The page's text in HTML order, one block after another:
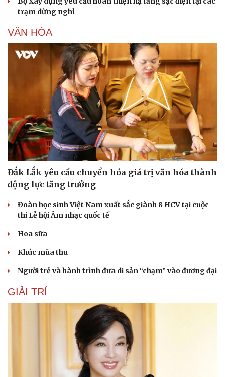
trạm dừng nghỉ
VĂN HÓA
Đắk Lắk yêu cầu chuyển hóa giá trị văn hóa thành
động lực tăng trưởng
Đoàn học sinh Việt Nam xuất sắc giành 8 HCV tại cuộc
thi Lễ hội Âm nhạc quốc tế
Hoa sữa
Khúc mùa thu
Người trẻ và hành trình đưa di sản “chạm” vào đương đại
GIẢI TRÍ